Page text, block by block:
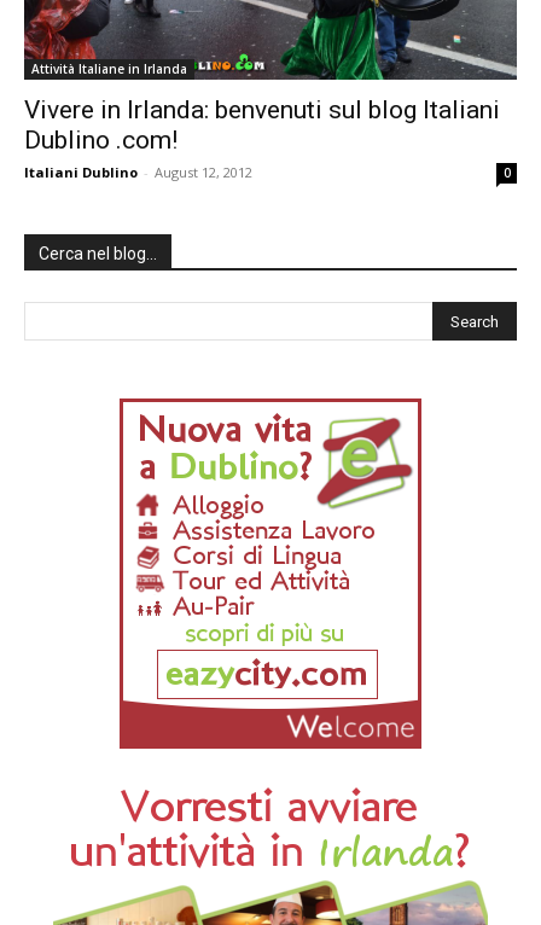
Attività Italiane in Irlanda
Vivere in Irlanda: benvenuti sul blog Italiani
Dublino .com!
Italiani Dublino - August 12, 2012 0
Cerca nel blog…